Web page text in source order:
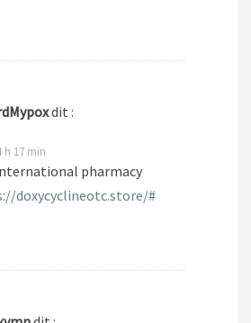
dit :
h 17 min
pharmacy
doxycyclineotc.store/#